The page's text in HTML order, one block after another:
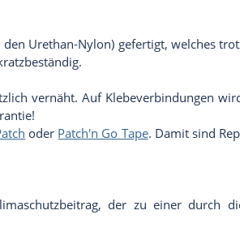
Urethan-Nylon) gefertigt, welches
vernäht. Auf Klebeverbindungen
oder Patch'n Go Tape. Damit sind
der zu einer durch